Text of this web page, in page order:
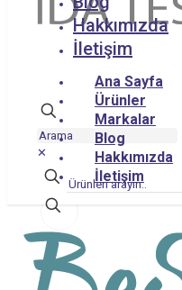
✕
Hakkımızda
İletişim
Ana Sayfa
Ürünler
Markalar
Blog
Hakkımızda
İletişim